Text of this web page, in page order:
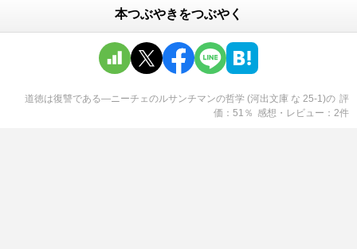
本つぶやきをつぶやく
道徳は復讐である―ニーチェのルサンチマンの哲学 (河出文庫 な 25-1)の 評
価
51 ％ 感想・レビュー 2件